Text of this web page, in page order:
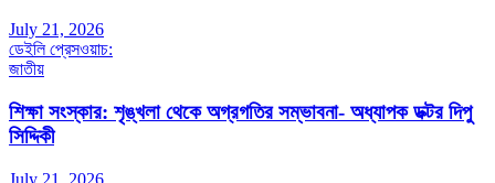
July 21, 2026
ডেইলি প্রেসওয়াচ:
জাতীয়
শিক্ষা সংস্কার: শৃঙ্খলা থেকে অগ্রগতির সম্ভাবনা- অধ্যাপক ডক্টর দিপু
সিদ্দিকী
July 21, 2026